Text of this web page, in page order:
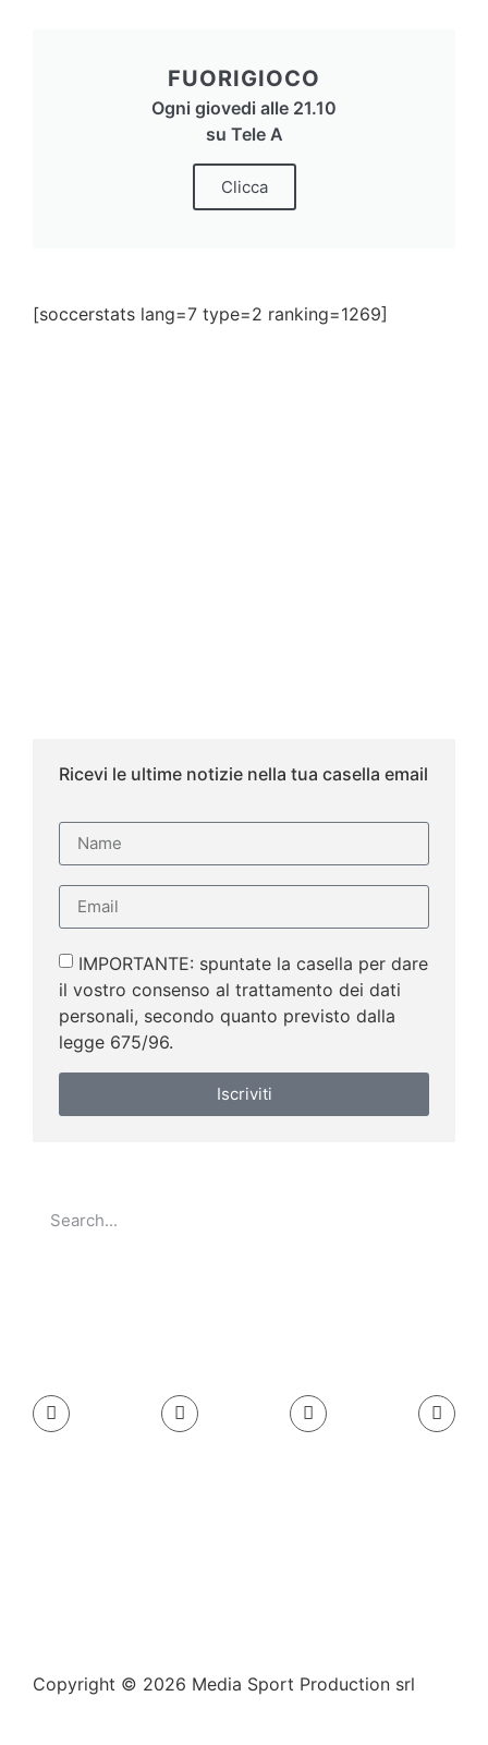
FUORIGIOCO
Ogni giovedi alle 21.10
su Tele A
Clicca
[soccerstats lang=7 type=2 ranking=1269]
Ricevi le ultime notizie nella tua casella email
IMPORTANTE: spuntate la casella per dare
il vostro consenso al trattamento dei dati
personali, secondo quanto previsto dalla
legge 675/96.
Iscriviti
Copyright © 2026 Media Sport Production srl